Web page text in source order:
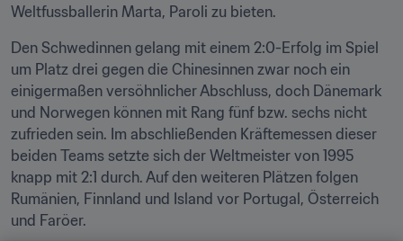
Weltfussballerin Marta, Paroli zu bieten.
Den Schwedinnen gelang mit einem 2:0-Erfolg im Spiel
um Platz drei gegen die Chinesinnen zwar noch ein
einigermaßen versöhnlicher Abschluss, doch Dänemark
und Norwegen können mit Rang fünf bzw. sechs nicht
zufrieden sein. Im abschließenden Kräftemessen dieser
beiden Teams setzte sich der Weltmeister von 1995
knapp mit 2:1 durch. Auf den weiteren Plätzen folgen
Rumänien, Finnland und Island vor Portugal, Österreich
und Faröer.